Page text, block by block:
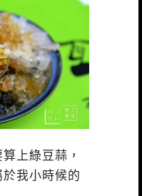
上綠豆蒜，
我小時候的